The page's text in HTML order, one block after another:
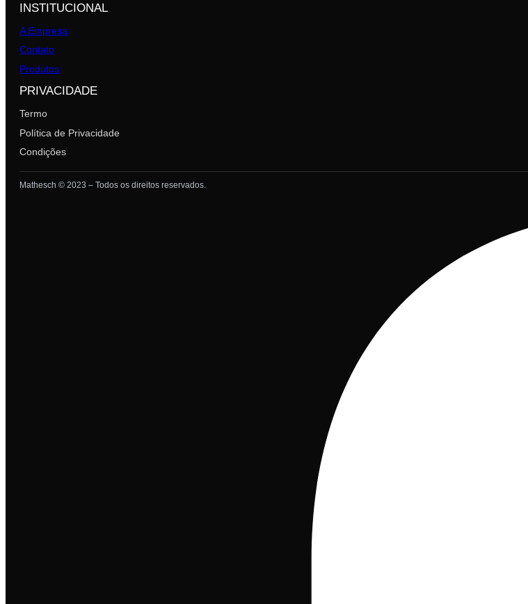
INSTITUCIONAL
A Empresa
Contato
Produtos
PRIVACIDADE
Termo
Política de Privacidade
Condições
Mathesch © 2023 – Todos os direitos reservados.